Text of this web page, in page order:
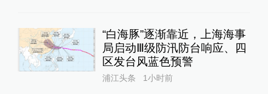
“白海豚”逐渐靠近，上海海事
局启动Ⅲ级防汛防台响应、四
区发台风蓝色预警
浦江头条 1小时前